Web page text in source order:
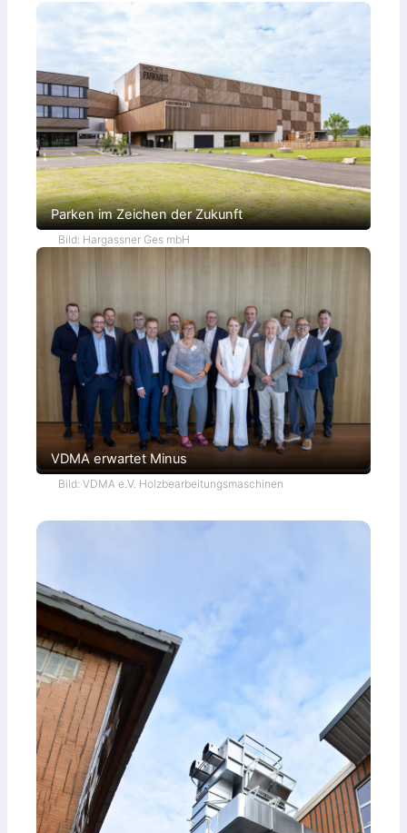
r
n
r
Parken im Zeichen der Zukunft
Bild: Hargassner Ges mbH
VDMA erwartet Minus
Bild: VDMA e.V. Holzbearbeitungsmaschinen